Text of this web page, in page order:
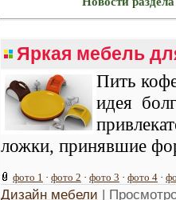
Яркая мебель
Пить
идея
ложки, принявшие
фото 1 · фото 2 · фото 3 · фото 4 ·
Дизайн мебели |